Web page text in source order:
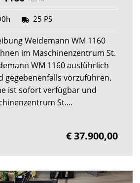
25 PS
Weidemann WM 1160
im Maschinenzentrum St.
WM 1160 ausführlich
gegebenenfalls vorzuführen.
ist sofort verfügbar und
St....
€ 37.900,00